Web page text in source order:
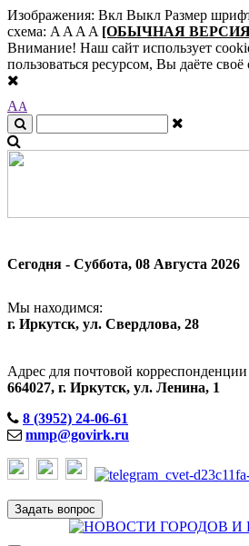
Изображения: Вкл Выкл Размер
схема: A A A A [ОБЫЧНАЯ
Внимание! Наш сайт использует
пользоваться ресурсом, Вы даёте своё
AA
Сегодня - Суббота, 08 Августа 2026
Мы находимся:
г. Иркутск, ул. Свердлова, 28
Адрес для почтовой корреспонденции
664027, г. Иркутск, ул. Ленина, 1
8 (3952) 24-06-61
mmp@govirk.ru
Задать вопрос